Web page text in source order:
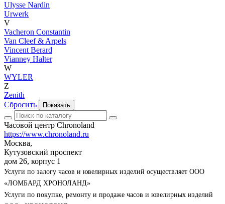
Ulysse Nardin
Urwerk
V
Vacheron Constantin
Van Cleef & Arpels
Vincent Berard
Vianney Halter
W
WYLER
Z
Zenith
Сбросить
Показать
Часовой центр Chronoland
https://www.chronoland.ru
Москва,
Кутузовский проспект
дом 26, корпус 1
Услуги по залогу часов и ювелирных изделий осуществляет ООО
«ЛОМБАРД ХРОНОЛАНД»
Услуги по покупке, ремонту и продаже часов и ювелирных изделий